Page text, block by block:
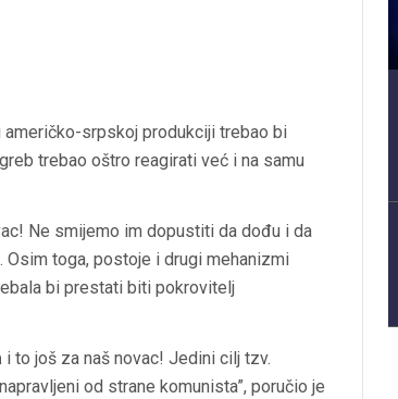
srpskoj produkciji trebao bi
trebao oštro reagirati već i na samu
Ne smijemo im dopustiti da dođu i da
Osim toga, postoje i drugi mehanizmi
bi prestati biti pokrovitelj
i to još za naš novac! Jedini cilj tzv.
od strane komunista”, poručio je